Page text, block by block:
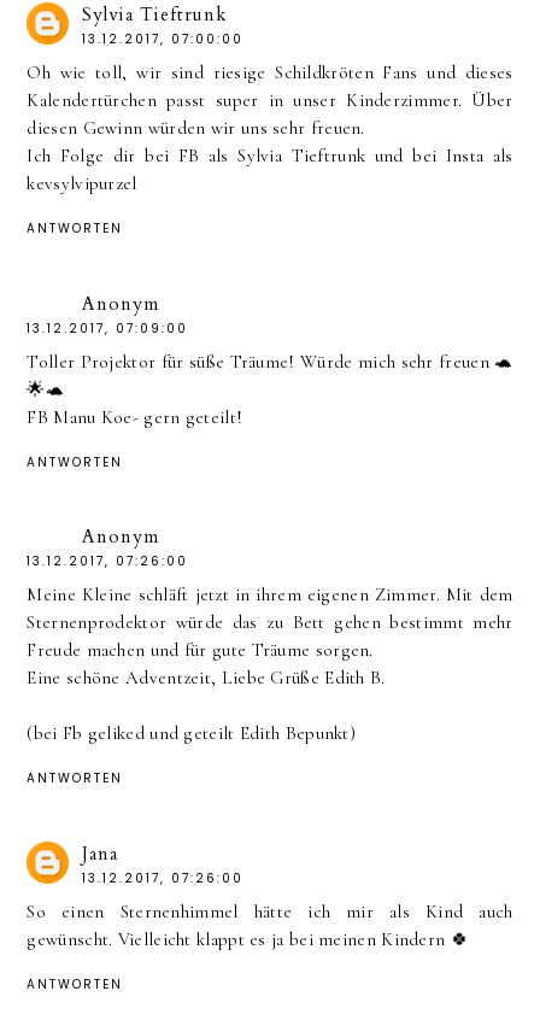
Sylvia Tieftrunk
13.12.2017, 07:00:00
Oh wie toll, wir sind riesige Schildkröten Fans und dieses
Kalendertürchen passt super in unser Kinderzimmer. Über
diesen Gewinn würden wir uns sehr freuen.
Ich Folge dir bei FB als Sylvia Tieftrunk und bei Insta als
kevsylvipurzel
ANTWORTEN
Anonym
13.12.2017, 07:09:00
Toller Projektor für süße Träume! Würde mich sehr freuen 🐢
🌟🐢
FB Manu Koe- gern geteilt!
ANTWORTEN
Anonym
13.12.2017, 07:26:00
Meine Kleine schläft jetzt in ihrem eigenen Zimmer. Mit dem
Sternenprodektor würde das zu Bett gehen bestimmt mehr
Freude machen und für gute Träume sorgen.
Eine schöne Adventzeit, Liebe Grüße Edith B.
(bei Fb geliked und geteilt Edith Bepunkt)
ANTWORTEN
Jana
13.12.2017, 07:26:00
So einen Sternenhimmel hätte ich mir als Kind auch
gewünscht. Vielleicht klappt es ja bei meinen Kindern 🍀
ANTWORTEN